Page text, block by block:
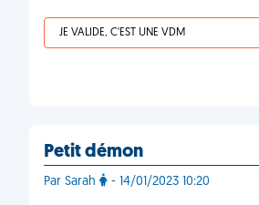
JE VALIDE, C'EST UNE VDM
Petit démon
Par Sarah - 14/01/2023 10:20